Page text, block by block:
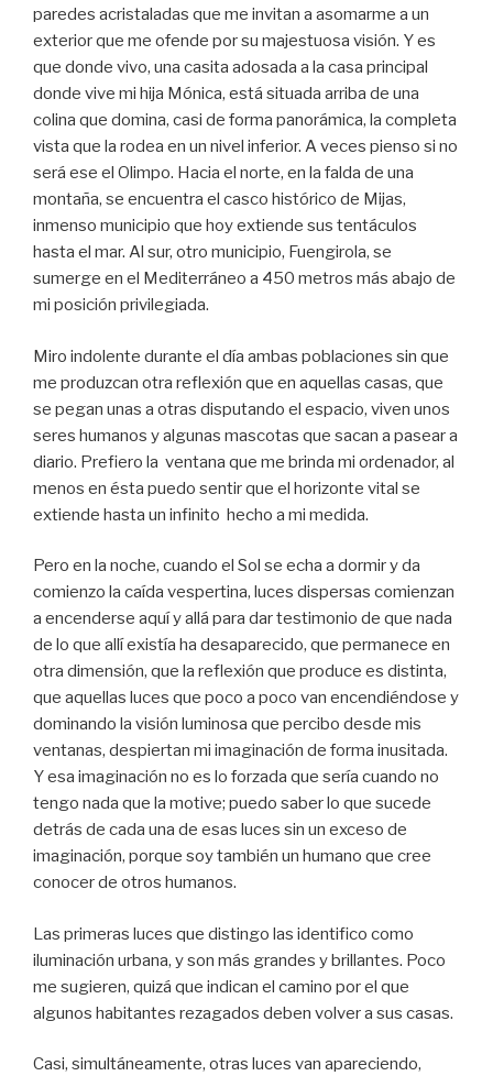
paredes acristaladas que me invitan a asomarme a un
exterior que me ofende por su majestuosa visión. Y es
que donde vivo, una casita adosada a la casa principal
donde vive mi hija Mónica, está situada arriba de una
colina que domina, casi de forma panorámica, la completa
vista que la rodea en un nivel inferior. A veces pienso si no
será ese el Olimpo. Hacia el norte, en la falda de una
montaña, se encuentra el casco histórico de Mijas,
inmenso municipio que hoy extiende sus tentáculos
hasta el mar. Al sur, otro municipio, Fuengirola, se
sumerge en el Mediterráneo a 450 metros más abajo de
mi posición privilegiada.
Miro indolente durante el día ambas poblaciones sin que
me produzcan otra reflexión que en aquellas casas, que
se pegan unas a otras disputando el espacio, viven unos
seres humanos y algunas mascotas que sacan a pasear a
diario. Prefiero la ventana que me brinda mi ordenador, al
menos en ésta puedo sentir que el horizonte vital se
extiende hasta un infinito hecho a mi medida.
Pero en la noche, cuando el Sol se echa a dormir y da
comienzo la caída vespertina, luces dispersas comienzan
a encenderse aquí y allá para dar testimonio de que nada
de lo que allí existía ha desaparecido, que permanece en
otra dimensión, que la reflexión que produce es distinta,
que aquellas luces que poco a poco van encendiéndose y
dominando la visión luminosa que percibo desde mis
ventanas, despiertan mi imaginación de forma inusitada.
Y esa imaginación no es lo forzada que sería cuando no
tengo nada que la motive; puedo saber lo que sucede
detrás de cada una de esas luces sin un exceso de
imaginación, porque soy también un humano que cree
conocer de otros humanos.
Las primeras luces que distingo las identifico como
iluminación urbana, y son más grandes y brillantes. Poco
me sugieren, quizá que indican el camino por el que
algunos habitantes rezagados deben volver a sus casas.
Casi, simultáneamente, otras luces van apareciendo,